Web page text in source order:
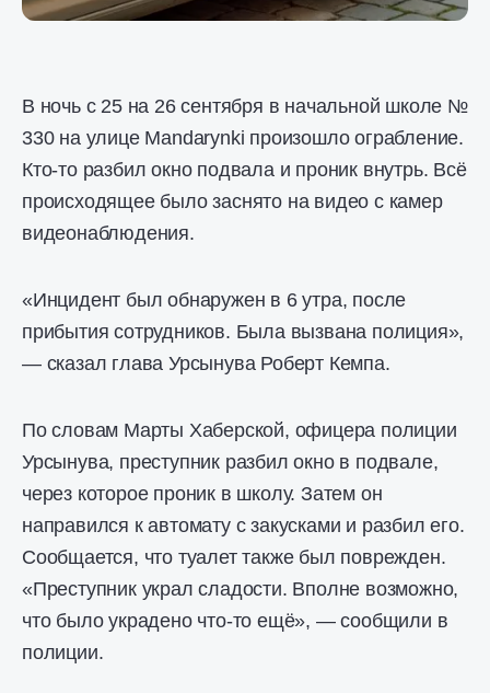
В ночь с 25 на 26 сентября в начальной школе №
330 на улице Mandarynki произошло ограбление.
Кто-то разбил окно подвала и проник внутрь. Всё
происходящее было заснято на видео с камер
видеонаблюдения.
«Инцидент был обнаружен в 6 утра, после
прибытия сотрудников. Была вызвана полиция»,
— сказал глава Урсынува Роберт Кемпа.
По словам Марты Хаберской, офицера полиции
Урсынува, преступник разбил окно в подвале,
через которое проник в школу. Затем он
направился к автомату с закусками и разбил его.
Сообщается, что туалет также был поврежден.
«Преступник украл сладости. Вполне возможно,
что было украдено что-то ещё», — сообщили в
полиции.